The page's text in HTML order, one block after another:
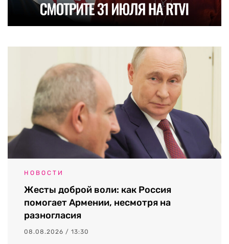
НОВОСТИ
Жесты доброй воли: как Россия
помогает Армении, несмотря на
разногласия
08.08.2026 / 13:30